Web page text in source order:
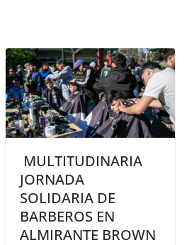
MULTITUDINARIA
JORNADA
SOLIDARIA DE
BARBEROS EN
ALMIRANTE BROWN